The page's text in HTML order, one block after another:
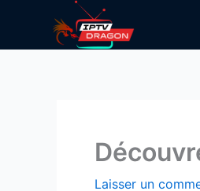
contenu
Laisser un